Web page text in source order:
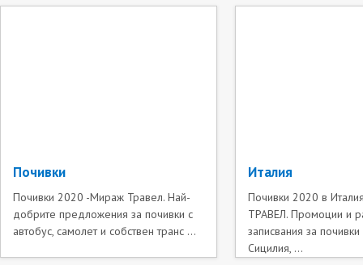
Почивки
Почивки 2020 -Мираж Травел. Най-
добрите предложения за почивки с
автобус, самолет и собствен транс ...
Италия
Почивки 2020 в
ТРАВЕЛ. Промоции и
записвания за
Сицилия, ...